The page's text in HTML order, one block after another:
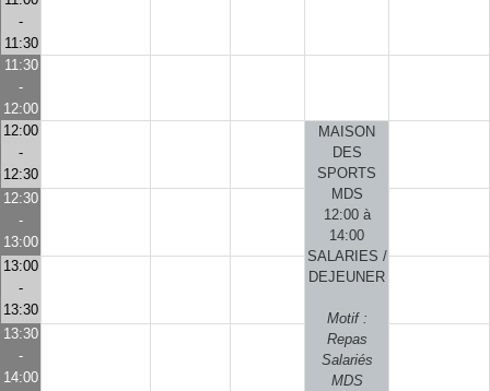
-
11:30
11:30
-
12:00
12:00
-
12:30
MAISON
DES
SPORTS
MDS
12:00 à
14:00
SALARIES /
DEJEUNER
Motif :
Repas
Salariés
MDS
12:30
-
13:00
13:00
-
13:30
13:30
-
14:00